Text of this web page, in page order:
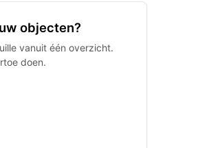
objecten?
vanuit één overzicht.
doen.